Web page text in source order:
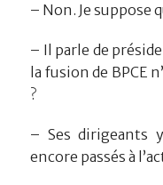
– Non. Je suppose
– Il parle de
la fusion de BPCE
?
– Ses dirigeants
encore passés à